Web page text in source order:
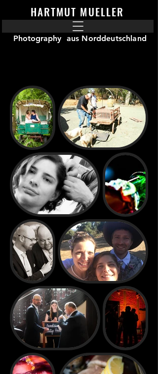
HARTMUT MUELLER
Photography aus Norddeutschland